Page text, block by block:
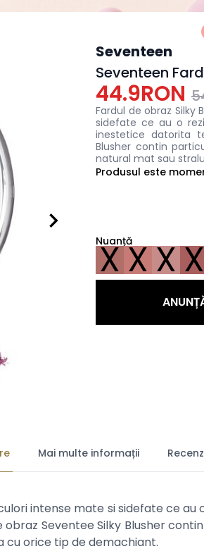
Seventeen
Seventeen
44.9RON
Fardul de obraz
sidefate ce au o
inestetice datorita
Blusher contin
natural mat sau
Produsul este
Nuanță
XXXX
Mai multe informații
intense mate si sidefate ce au
Seventee Silky Blusher
cu orice tip de demachiant.